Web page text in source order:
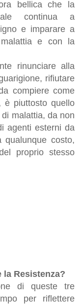
bellica che la
continua a
e imparare a
e con la
rinunciare alla
rifiutare
compiere come
è piuttosto quello
malattia, da non
agenti esterni da
costo,
proprio stesso
Resistenza?
di queste tre
per riflettere